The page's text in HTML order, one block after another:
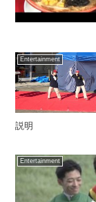
Entertainment
説明
Entertainment